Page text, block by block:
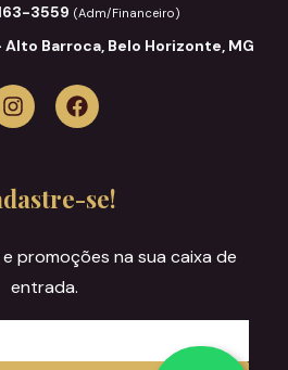
3559 (Adm/Financeiro)
Barroca, Belo Horizonte, MG
se!
promoções na sua caixa de
entrada.